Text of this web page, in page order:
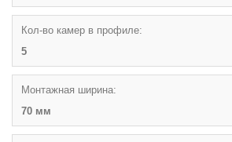
Кол-во камер в профиле:
5
Монтажная ширина:
70 мм